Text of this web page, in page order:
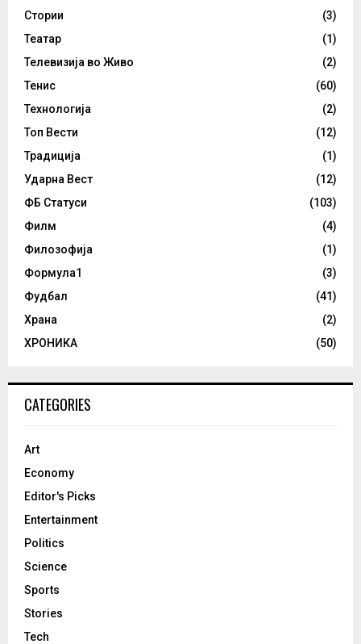
Стории
(3)
Театар
(1)
Телевизија во Живо
(2)
Тенис
(60)
Технологија
(2)
Топ Вести
(12)
Традиција
(1)
Ударна Вест
(12)
ФБ Статуси
(103)
Филм
(4)
Филозофија
(1)
Формула1
(3)
Фудбал
(41)
Храна
(2)
ХРОНИКА
(50)
CATEGORIES
Art
Economy
Editor's Picks
Entertainment
Politics
Science
Sports
Stories
Tech